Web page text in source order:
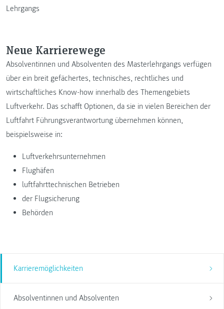
Karrieremöglichkeiten
Absolventinnen und Absolventen
Lehrgangs
Neue Karrierewege
Absolventinnen und Absolventen des Masterlehrgangs verfügen
über ein breit gefächertes, technisches, rechtliches und
wirtschaftliches Know-how innerhalb des Themengebiets
Luftverkehr. Das schafft Optionen, da sie in vielen Bereichen der
Luftfahrt Führungsverantwortung übernehmen können,
beispielsweise in:
Luftverkehrsunternehmen
Flughäfen
luftfahrttechnischen Betrieben
der Flugsicherung
Behörden